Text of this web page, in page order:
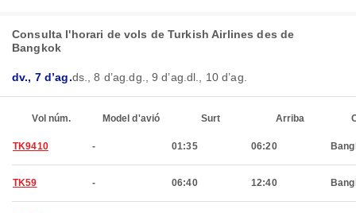
Consulta l'horari de vols de Turkish Airlines des de
Bangkok
dv., 7 d’ag.ds., 8 d’ag.dg., 9 d’ag.dl., 10 d’ag.
Vol núm. Model d'avió Surt Arriba
TK9410 - 01:35 06:20
TK59 - 06:40 12:40